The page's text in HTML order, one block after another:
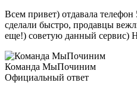
Всем привет) отдавала телефон
сделали быстро, продавцы
еще!) советую данный сервис)
Команда МыПочиним
Официальный ответ